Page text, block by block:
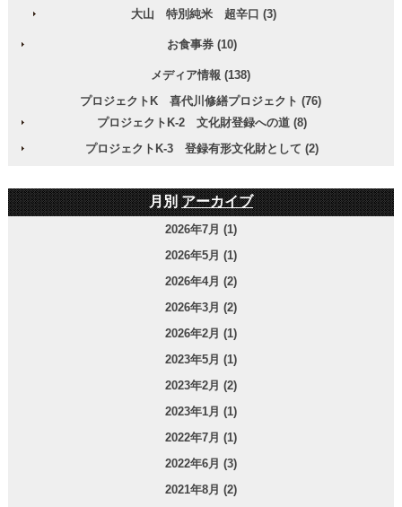
大山 特別純米 超辛口 (3)
お食事券 (10)
メディア情報 (138)
プロジェクトK 喜代川修繕プロジェクト (76)
プロジェクトK-2 文化財登録への道 (8)
プロジェクトK-3 登録有形文化財として (2)
月別アーカイブ
2026年7月 (1)
2026年5月 (1)
2026年4月 (2)
2026年3月 (2)
2026年2月 (1)
2023年5月 (1)
2023年2月 (2)
2023年1月 (1)
2022年7月 (1)
2022年6月 (3)
2021年8月 (2)